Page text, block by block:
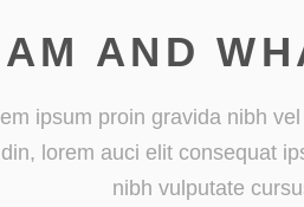
AND
ipsum proin gravida nibh
lorem auci elit consequat
nibh vulputate